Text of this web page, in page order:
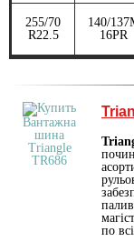
255/70
R22.5
140/
16PR
по